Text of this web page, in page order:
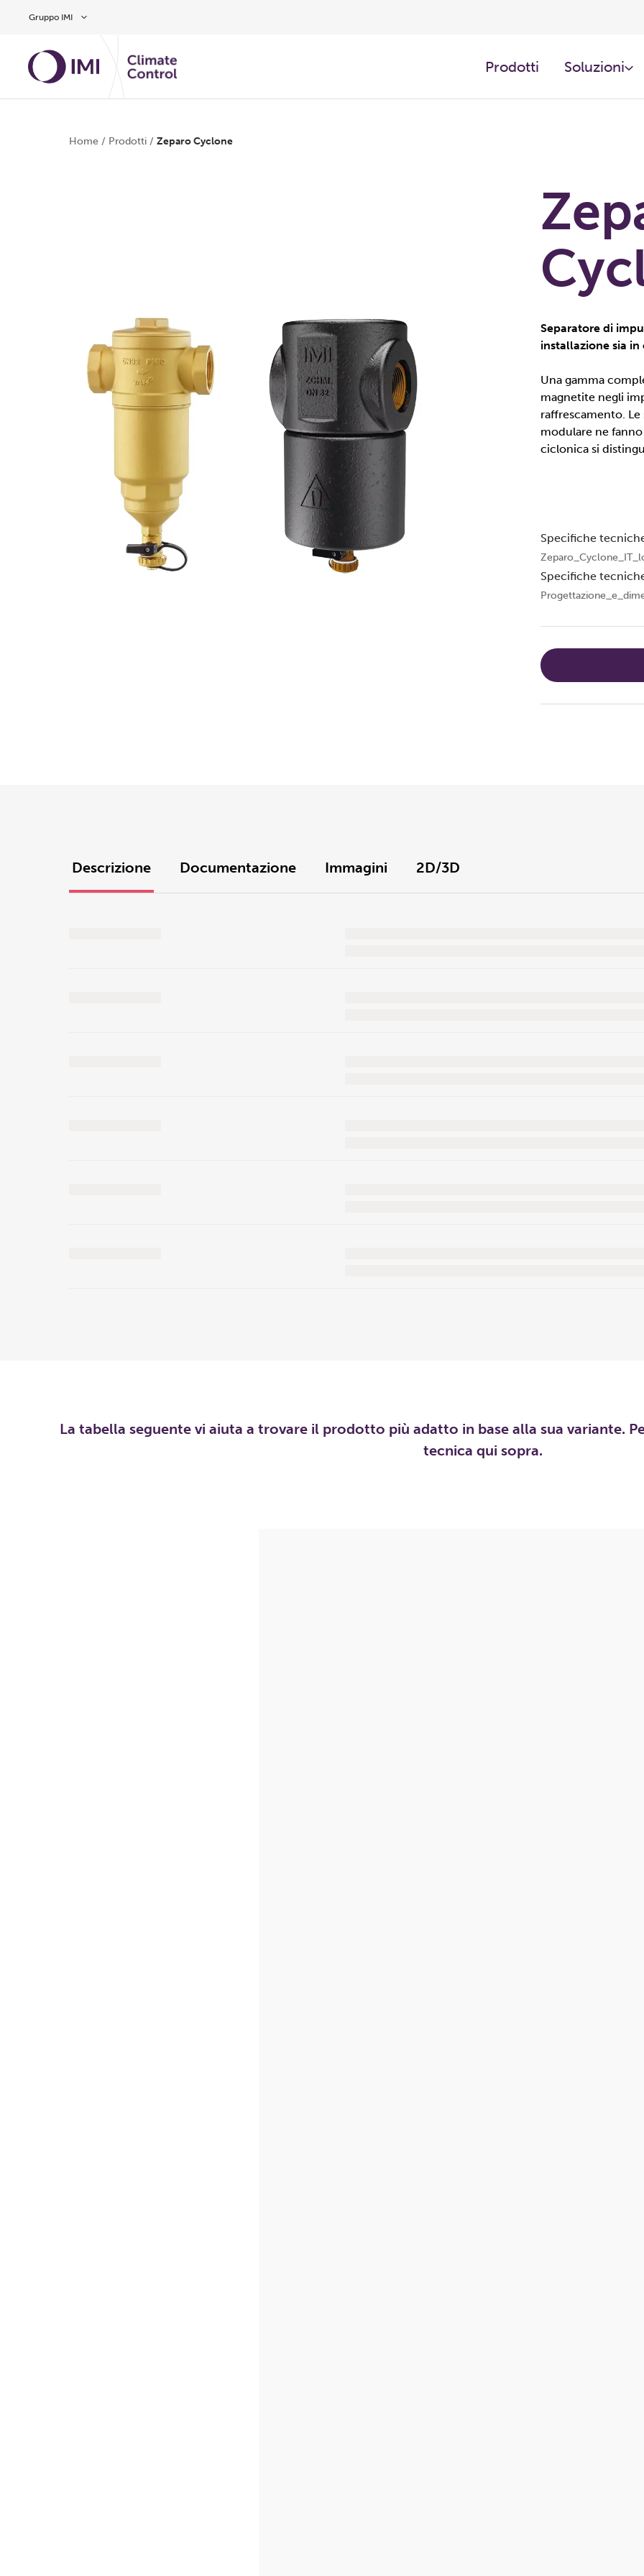
Gruppo IMI
Prodotti ​ Soluzioni
Home / Prodotti / Zeparo Cyclone
Separatore di
installazione sia
Una gamma
magnetite negli
raffrescamento.
modulare ne
ciclonica si
Specifiche
Specifiche
Descrizione Documentazione Immagini 2D/3D
La tabella seguente vi aiuta a trovare il prodotto più adatto in base alla sua variante.
tecnica qui sopra.